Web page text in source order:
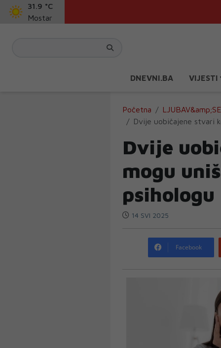
31.9 °C
Mostar
DNEVNI.BA VIJESTI
Početna
Dvije uobičajene stvari
Dvije
mogu
psihologu
14 SVI 2025
Facebook